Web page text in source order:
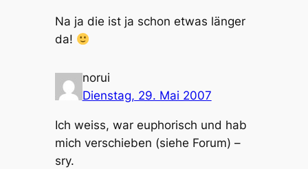
Na ja die ist ja schon etwas länger
da!
norui
Dienstag, 29. Mai 2007
Ich weiss, war euphorisch und hab
mich verschieben (siehe Forum) –
sry.